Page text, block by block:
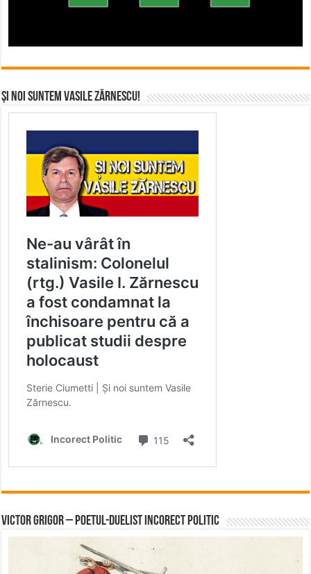
Și noi suntem Vasile Zărnescu!
Victor Grigor – Poetul-Duelist Incorect Politic